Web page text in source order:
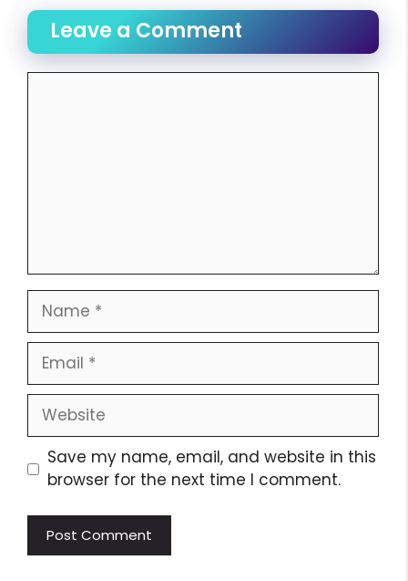
Leave a Comment
Save my name, email, and website in this
browser for the next time I comment.